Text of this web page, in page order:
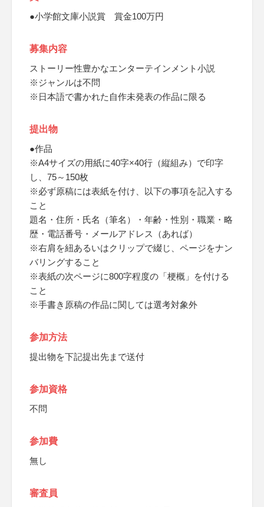
●小学館文庫小説賞 賞金100万円
募集内容
ストーリー性豊かなエンターテインメント小説
※ジャンルは不問
※日本語で書かれた自作未発表の作品に限る
提出物
●作品
※A4サイズの用紙に40字×40行（縦組み）で印字
し、75～150枚
※必ず原稿には表紙を付け、以下の事項を記入する
こと
題名・住所・氏名（筆名）・年齢・性別・職業・略
歴・電話番号・メールアドレス（あれば）
※右肩を紐あるいはクリップで綴じ、ページをナン
バリングすること
※表紙の次ページに800字程度の「梗概」を付ける
こと
※手書き原稿の作品に関しては選考対象外
参加方法
提出物を下記提出先まで送付
参加資格
不問
参加費
無し
審査員